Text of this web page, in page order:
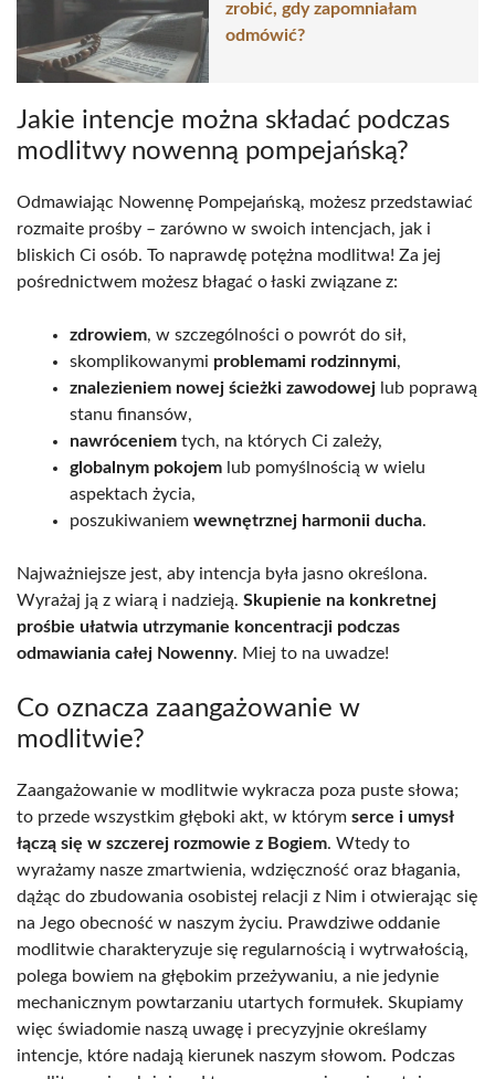
zrobić, gdy zapomniałam
odmówić?
Jakie intencje można składać podczas
modlitwy nowenną pompejańską?
Odmawiając Nowennę Pompejańską, możesz przedstawiać
rozmaite prośby – zarówno w swoich intencjach, jak i
bliskich Ci osób. To naprawdę potężna modlitwa! Za jej
pośrednictwem możesz błagać o łaski związane z:
zdrowiem, w szczególności o powrót do sił,
skomplikowanymi problemami rodzinnymi,
znalezieniem nowej ścieżki zawodowej lub poprawą
stanu finansów,
nawróceniem tych, na których Ci zależy,
globalnym pokojem lub pomyślnością w wielu
aspektach życia,
poszukiwaniem wewnętrznej harmonii ducha.
Najważniejsze jest, aby intencja była jasno określona.
Wyrażaj ją z wiarą i nadzieją. Skupienie na konkretnej
prośbie ułatwia utrzymanie koncentracji podczas
odmawiania całej Nowenny. Miej to na uwadze!
Co oznacza zaangażowanie w
modlitwie?
Zaangażowanie w modlitwie wykracza poza puste słowa;
to przede wszystkim głęboki akt, w którym serce i umysł
łączą się w szczerej rozmowie z Bogiem. Wtedy to
wyrażamy nasze zmartwienia, wdzięczność oraz błagania,
dążąc do zbudowania osobistej relacji z Nim i otwierając się
na Jego obecność w naszym życiu. Prawdziwe oddanie
modlitwie charakteryzuje się regularnością i wytrwałością,
polega bowiem na głębokim przeżywaniu, a nie jedynie
mechanicznym powtarzaniu utartych formułek. Skupiamy
więc świadomie naszą uwagę i precyzyjnie określamy
intencje, które nadają kierunek naszym słowom. Podczas